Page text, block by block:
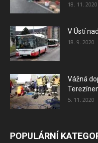
18. 11. 2020
V Ústí
18. 9. 2020
Vážná
5. 11. 2020
POPULÁRNÍ